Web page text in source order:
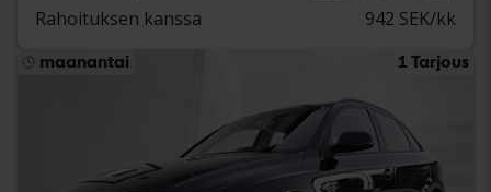
Rahoituksen kanssa 942 SEK/kk
maanantai 1 Tarjous